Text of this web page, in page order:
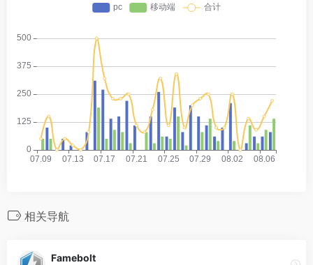
相关导航
Famebolt